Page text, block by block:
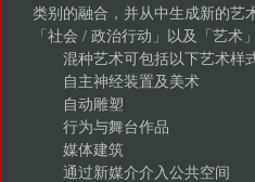
类别的融合，并从中生成新的艺
「社会 / 政治行动」以及「艺术
混种艺术可包括以下艺术
自主神经装置及美术
自动雕塑
行为与舞台作品
媒体建筑
通过新媒介介入公共空间